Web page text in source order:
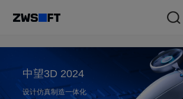
中望3D 2024
设计仿真制造一体化